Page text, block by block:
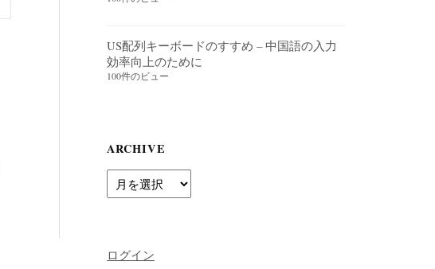
US配列キーボードのすすめ – 中国語の入力
効率向上のために
100件のビュー
ARCHIVE
Archive
ログイン